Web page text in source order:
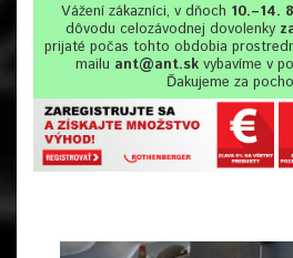
Vážení zákazníci, v dňoch 10.–14.
dôvodu celozávodnej dovolenky
prijaté počas tohto obdobia
mailu ant@ant.skvybavíme v
Ďakujeme za